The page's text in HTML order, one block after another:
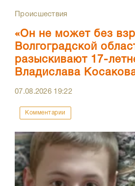
Происшествия
«Он не может без
Волгоградской
разыскивают 17-
Владислава
07.08.2026 19:22
Комментарии